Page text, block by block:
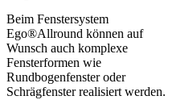
Beim Fenstersystem
Ego®Allround können auf
Wunsch auch komplexe
Fensterformen wie
Rundbogenfenster oder
Schrägfenster realisiert werden.